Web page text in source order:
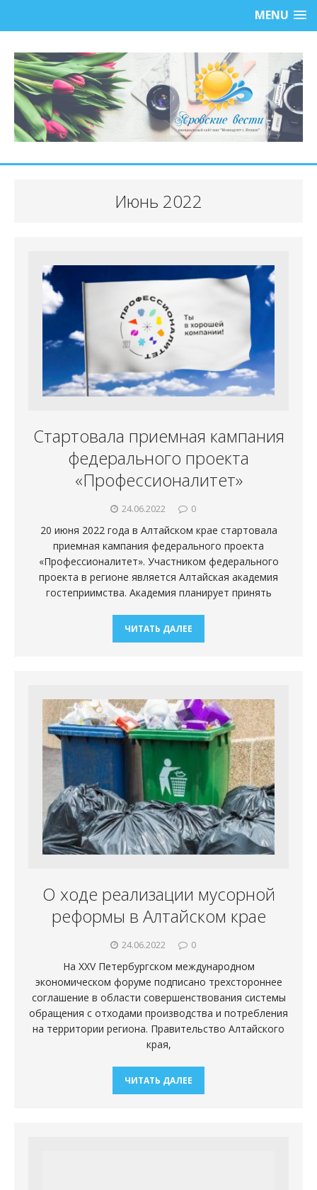
MENU
Июнь 2022
Стартовала приемная кампания
федерального проекта
«Профессионалитет»
24.06.2022 0
20 июня 2022 года в Алтайском крае стартовала
приемная кампания федерального проекта
«Профессионалитет». Участником федерального
проекта в регионе является Алтайская академия
гостеприимства. Академия планирует принять
ЧИТАТЬ ДАЛЕЕ
О ходе реализации мусорной
реформы в Алтайском крае
24.06.2022 0
На XXV Петербургском международном
экономическом форуме подписано трехстороннее
соглашение в области совершенствования системы
обращения с отходами производства и потребления
на территории региона. Правительство Алтайского
края,
ЧИТАТЬ ДАЛЕЕ